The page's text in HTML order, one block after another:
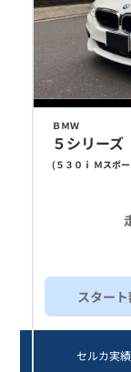
ＢＭＷ
５シリーズ
( ５３０ｉ Ｍスポ
スター
セルカ実績